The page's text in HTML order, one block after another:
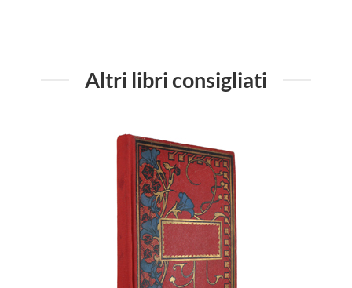
Altri libri consigliati